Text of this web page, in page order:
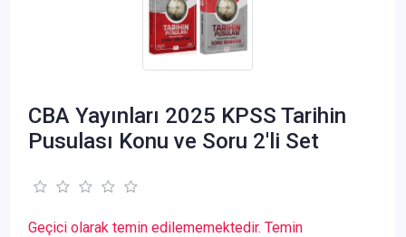
CBA Yayınları 2025 KPSS Tarihin
Pusulası Konu ve Soru 2'li Set
Geçici olarak temin edilememektedir. Temin